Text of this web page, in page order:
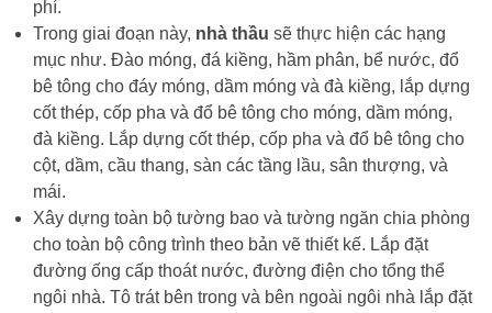
phí.
Trong giai đoạn này, nhà thầu sẽ thực hiện các hạng
mục như. Đào móng, đá kiềng, hầm phân, bể nước, đổ
bê tông cho đáy móng, dầm móng và đà kiềng, lắp dựng
cốt thép, cốp pha và đổ bê tông cho móng, dầm móng,
đà kiềng. Lắp dựng cốt thép, cốp pha và đổ bê tông cho
cột, dầm, cầu thang, sàn các tầng lầu, sân thượng, và
mái.
Xây dựng toàn bộ tường bao và tường ngăn chia phòng
cho toàn bộ công trình theo bản vẽ thiết kế. Lắp đặt
đường ống cấp thoát nước, đường điện cho tổng thể
ngôi nhà. Tô trát bên trong và bên ngoài ngôi nhà lắp đặt